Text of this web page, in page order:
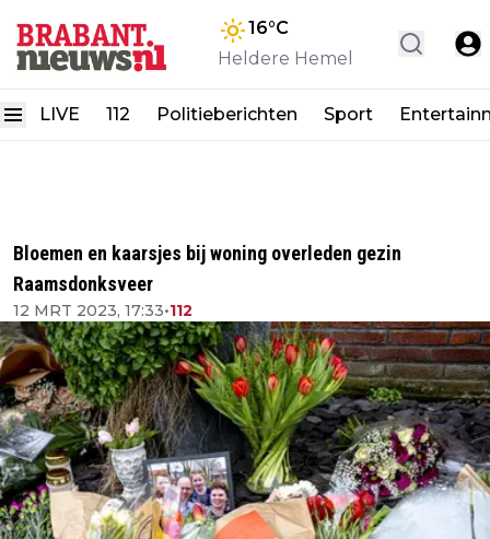
16°C
Heldere Hemel
LIVE 112 Politieberichten Sport
Bloemen en kaarsjes bij woning overleden gezin
Raamsdonksveer
12 MRT 2023, 17:33•112